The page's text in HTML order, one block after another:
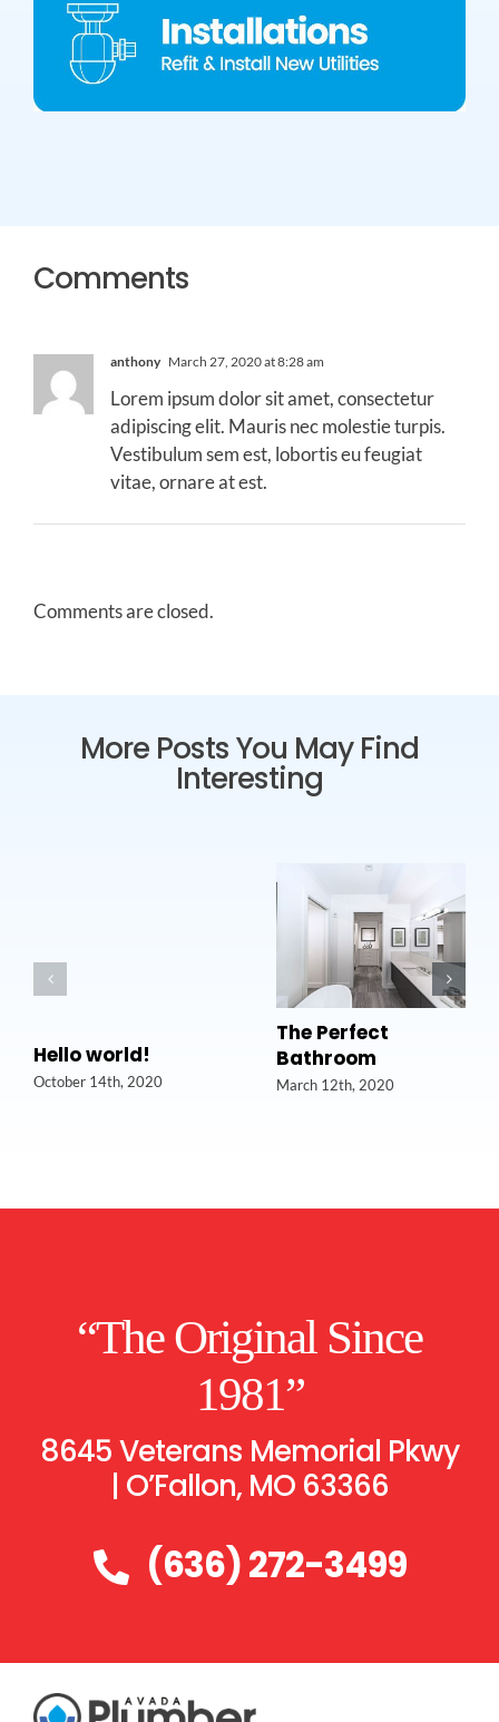
Comments
anthony March 27, 2020 at 8:28 am
Lorem ipsum dolor sit amet, consectetur
adipiscing elit. Mauris nec molestie turpis.
Vestibulum sem est, lobortis eu feugiat
vitae, ornare at est.
Comments are closed.
More Posts You May Find
Interesting
Hello world!
October 14th, 2020
The Perfect
Bathroom
March 12th, 2020
“The Original Since
1981”
8645 Veterans Memorial Pkwy
| O’Fallon, MO 63366
(636) 272-3499